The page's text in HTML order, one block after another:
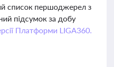
список першоджерел з
підсумок за добу
Платформи LIGA360.